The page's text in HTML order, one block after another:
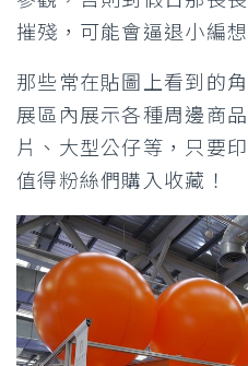
摧殘，可能會逼退小編
那些常在貼圖上看到的
展區內展示各種周邊商
片、大型公仔等，只要
值得粉絲們購入收藏！